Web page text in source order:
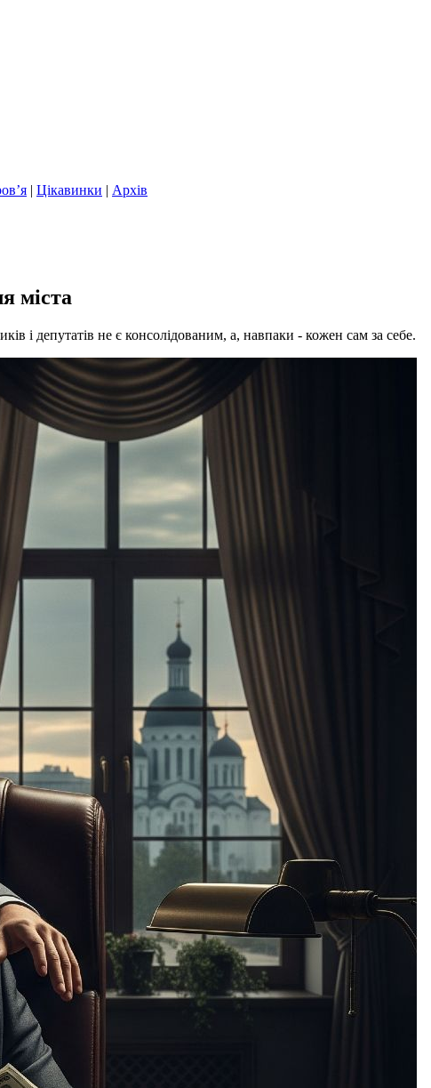
| Цікавинки | Архів
міста
і депутатів не є консолідованим, а, навпаки - кожен сам за себе.